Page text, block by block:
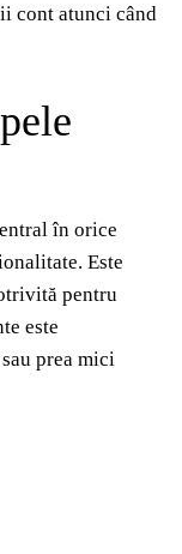
cont atunci când
în orice
Este
pentru
este
prea mici